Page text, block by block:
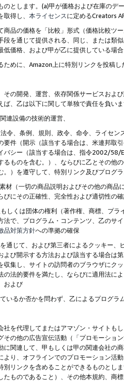
のとします。(a)甲が価格および在庫の
得し、 本ライセンスに定めるCreators
商品の価格を「比較」形式（価格比較ツ
段を通じて提供される、同じ、または類
低価格、および甲が乙に提供している場
ために、Amazon上に特別リンクを投稿
その開発、運営、依存関係サービスおよ
ば、乙は以下に関して単独で責任を負い
連設備の技術的運営、
令、条例、規則、政令、命令、ライセ
要件（開示（該当する場合は、米連邦取
バシー（該当する場合は、指令2002/58/
るものを含む。）、ならびに乙とその他
。）を遵守して、特別リンク及びプログ
材（一切の商品説明およびその他の商
びにその正確性、完全性および適切性の
しくは団体の権利（著作権、商標、プ
法で、プログラム・コンテンツ、乙のサ
品対策方針への準拠の確保
通じて、および第三者によるクッキー
よび開示する方法および該当する場合は
収集し、サイトの訪問者のブラウザにク
の法的要件を満たし、ならびに適用法に
および
いるか否かを問わず、乙によるプログ
社を代理してまたはアマゾン・サイトも
その他の広告宣伝活動（「プロモーショ
に関連して、甲もしくは甲の関連会社の
より、オフラインでのプロモーション活
別リンクを含めることができるものとし
たものであること）、その他本規約、商